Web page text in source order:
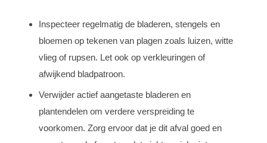
Inspecteer regelmatig de bladeren, stengels en
bloemen op tekenen van plagen zoals luizen, witte
vlieg of rupsen. Let ook op verkleuringen of
afwijkend bladpatroon.
Verwijder actief aangetaste bladeren en
plantendelen om verdere verspreiding te
voorkomen. Zorg ervoor dat je dit afval goed en